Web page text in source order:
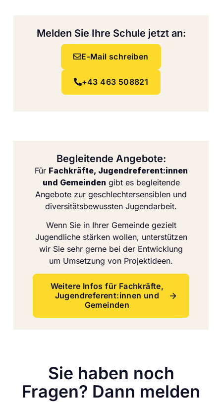
Melden Sie Ihre Schule jetzt an:
E-Mail schreiben
+43 463 508821
Begleitende Angebote:
Für Fachkräfte, Jugendreferent:innen
und Gemeinden gibt es begleitende
Angebote zur geschlechtersensiblen und
diversitätsbewussten Jugendarbeit.
Wenn Sie in Ihrer Gemeinde gezielt
Jugendliche stärken wollen, unterstützen
wir Sie sehr gerne bei der Entwicklung
um Umsetzung von Projektideen.
Weitere Infos für Fachkräfte,
Jugendreferent:innen und
Gemeinden
Sie haben noch
Fragen? Dann melden